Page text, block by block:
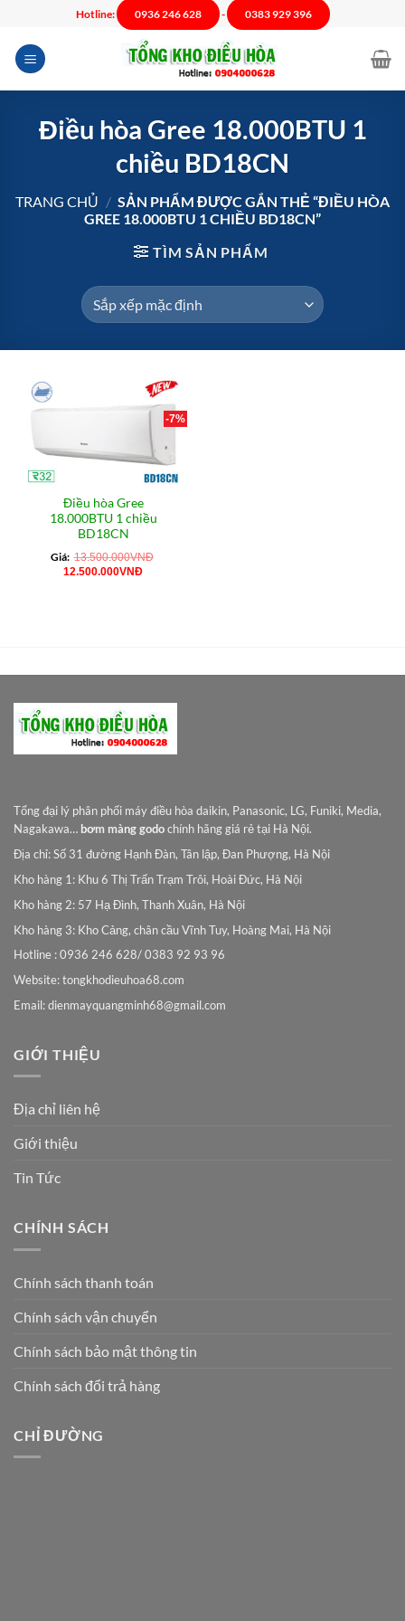
nội
dung
Hotline: 0936 246 628 - 0383 929 396
Điều hòa Gree 18.000BTU 1
chiều BD18CN
TRANG CHỦ / SẢN PHẨM ĐƯỢC GẮN THẺ “ĐIỀU HÒA
GREE 18.000BTU 1 CHIỀU BD18CN”
TÌM SẢN PHẨM
-7%
Điều hòa Gree
18.000BTU 1 chiều
BD18CN
Giá: 13.500.000VNĐ
Giá
12.500.000VNĐGiá
Tổng đại lý phân phối máy điều hòa daikin, Panasonic, LG, Funiki, Media,
Nagakawa… bơm màng godochính hãng giá rẻ tại Hà Nội.
Địa chỉ: Số 31 đường Hạnh Đàn, Tân lập, Đan Phượng, Hà Nội
Kho hàng 1: Khu 6 Thị Trấn Trạm Trôi, Hoài Đức, Hà Nội
Kho hàng 2: 57 Hạ Đình, Thanh Xuân, Hà Nội
Kho hàng 3: Kho Cảng, chân cầu Vĩnh Tuy, Hoàng Mai, Hà Nội
Hotline : 0936 246 628/ 0383 92 93 96
Website: tongkhodieuhoa68.com
Email:dienmayquangminh68@gmail.com
GIỚI THIỆU
Địa chỉ liên hệ
Giới thiệu
Tin Tức
CHÍNH SÁCH
Chính sách thanh toán
Chính sách vận chuyển
Chính sách bảo mật thông tin
Chính sách đổi trả hàng
CHỈ ĐƯỜNG